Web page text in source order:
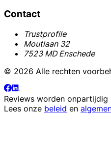
Contact
Trustprofile
Moutlaan 32
7523 MD Enschede
© 2026 Alle rechten
Reviews worden
Lees onze beleid en